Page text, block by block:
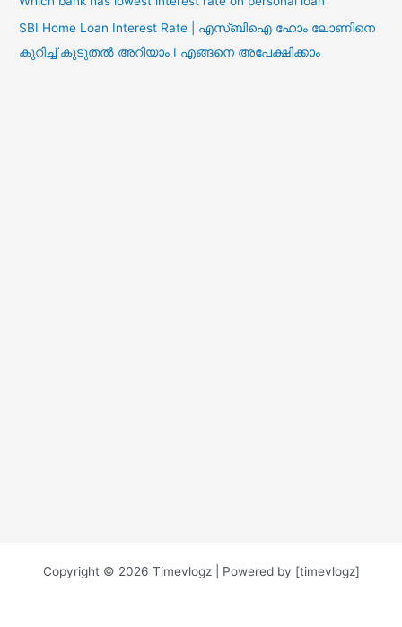
SBI Home Loan Interest Rate | എസ്ബിഐ ഹോം ലോണിനെ
കുറിച്ച് കുടുതൽ അറിയാം I എങ്ങനെ അപേക്ഷിക്കാം
Copyright © 2026 Timevlogz | Powered by [timevlogz]